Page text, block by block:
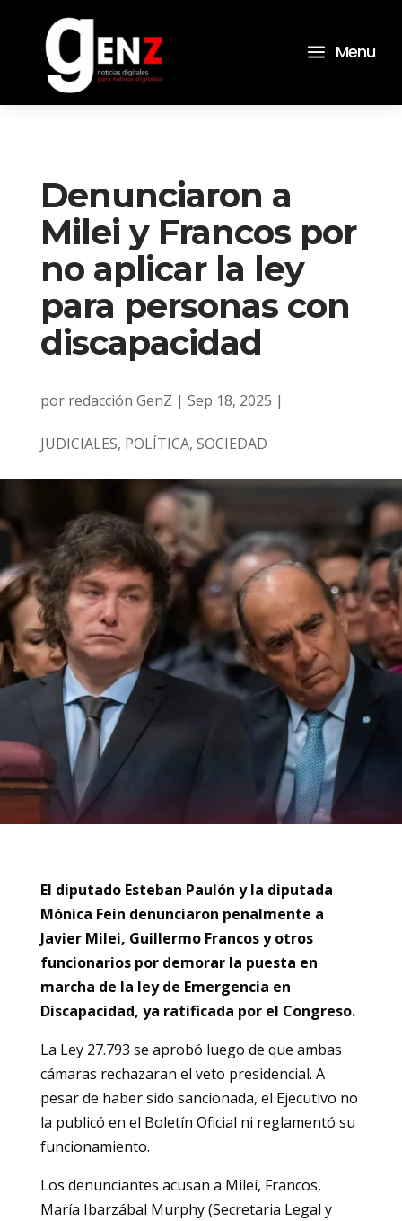
a Menu
Denunciaron a
Milei y Francos por
no aplicar la ley
para personas con
discapacidad
por redacción GenZ | Sep 18, 2025 |
JUDICIALES, POLÍTICA, SOCIEDAD
El diputado Esteban Paulón y la diputada
Mónica Fein denunciaron penalmente a
Javier Milei, Guillermo Francos y otros
funcionarios por demorar la puesta en
marcha de la ley de Emergencia en
Discapacidad, ya ratificada por el Congreso.
La Ley 27.793 se aprobó luego de que ambas
cámaras rechazaran el veto presidencial. A
pesar de haber sido sancionada, el Ejecutivo no
la publicó en el Boletín Oficial ni reglamentó su
funcionamiento.
Los denunciantes acusan a Milei, Francos,
María Ibarzábal Murphy (Secretaria Legal y